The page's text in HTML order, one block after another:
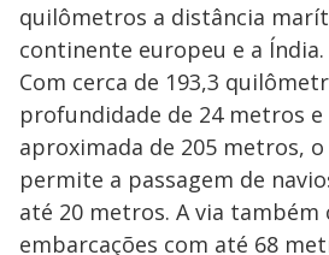
quilômetros a distância
continente europeu e a Índia.
Com cerca de 193,3
profundidade de 24 metros
aproximada de 205 metros, o
permite a passagem de
até 20 metros. A via
embarcações com até 68